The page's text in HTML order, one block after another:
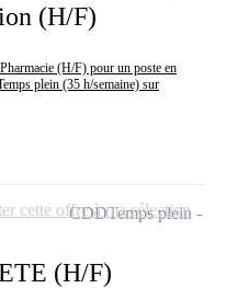
(H/F)
(H/F) pour un poste en
plein (35 h/semaine) sur
(H/F)
CDDTemps plein
cette offre à ma sélection